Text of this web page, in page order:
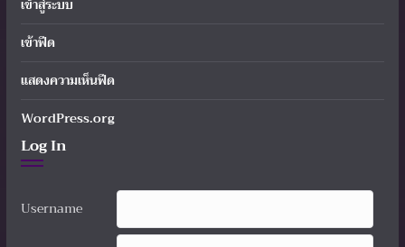
เข้าสู่ระบบ
เข้าฟีด
แสดงความเห็นฟีด
WordPress.org
Log In
Username